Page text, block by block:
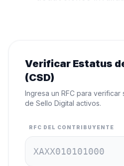
Verificar Estatus
(CSD)
Ingresa un RFC para
de Sello Digital activos.
RFC DEL CONTRIBUYENTE